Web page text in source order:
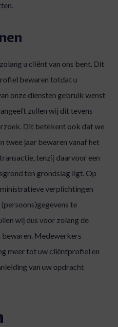
u cliënt van ons bent. Dit
bewaren totdat u
onze diensten gebruik wenst
zullen wij dit tevens
Dit betekent ook dat we
twee jaar bewaren vanaf het
tenzij daarvoor een
ten grondslag ligt. Op
verplichtingen
te
wij dus voor zolang de
Medewerkers
meer tot uw cliëntprofiel en
van uw opdracht